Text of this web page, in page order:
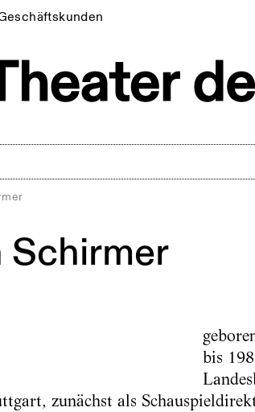
Schirmer
bis
zunächst als